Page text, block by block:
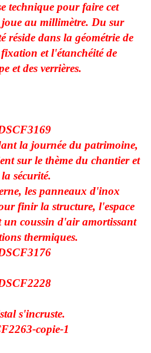
technique pour faire cet
joue au millimètre. Du sur
réside dans la géométrie de
et l'étanchéité de
et des verrières.
la journée du patrimoine,
sur le thème du chantier et
sécurité.
les panneaux d'inox
finir la structure, l'espace
un coussin d'air amortissant
thermiques.
s'incruste.